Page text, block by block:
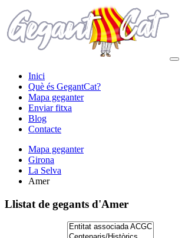
Inici
Què és GegantCat?
Mapa geganter
Enviar fitxa
Blog
Contacte
Mapa geganter
Girona
La Selva
Amer
Llistat de gegants d'Amer